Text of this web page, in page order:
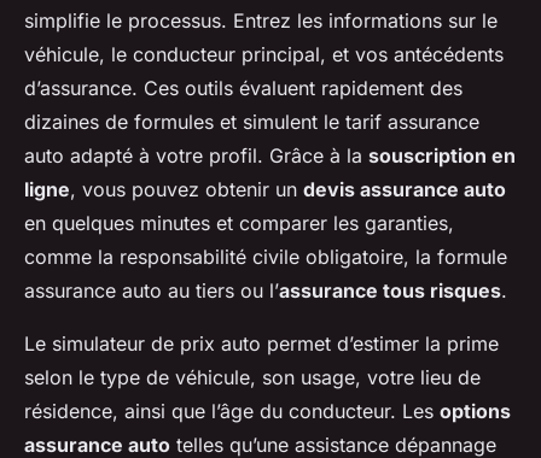
simplifie le processus. Entrez les informations sur le
véhicule, le conducteur principal, et vos antécédents
d’assurance. Ces outils évaluent rapidement des
dizaines de formules et simulent le tarif assurance
auto adapté à votre profil. Grâce à la souscription en
ligne, vous pouvez obtenir un devis assurance auto
en quelques minutes et comparer les garanties,
comme la responsabilité civile obligatoire, la formule
assurance auto au tiers ou l’assurance tous risques.
Le simulateur de prix auto permet d’estimer la prime
selon le type de véhicule, son usage, votre lieu de
résidence, ainsi que l’âge du conducteur. Les options
assurance auto telles qu’une assistance dépannage